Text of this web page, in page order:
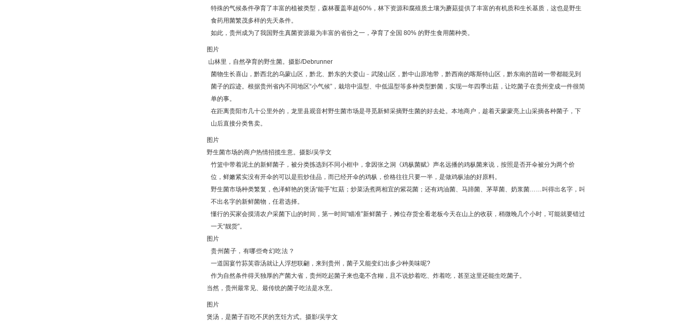
特殊的气候条件孕育了丰富的植被类型，森林覆盖率超60%，林下资源和腐殖质土壤为蘑菇提供了丰富的有机质和生长基质，这也是野生
食药用菌繁茂多样的先天条件。
如此，贵州成为了我国野生真菌资源最为丰富的省份之一，孕育了全国 80% 的野生食用菌种类。
图片
山林里，自然孕育的野生菌。摄影/Debrunner
菌物生长喜山，黔西北的乌蒙山区，黔北、黔东的大娄山﹣武陵山区，黔中山原地带，黔西南的喀斯特山区，黔东南的苗岭一带都能见到
菌子的踪迹。根据贵州省内不同地区“小气候”，栽培中温型、中低温型等多种类型黔菌，实现一年四季出菇，让吃菌子在贵州变成一件很简
单的事。
在距离贵阳市几十公里外的，龙里县观音村野生菌市场是寻觅新鲜采摘野生菌的好去处。本地商户，趁着天蒙蒙亮上山采摘各种菌子，下
山后直接分类售卖。
图片
野生菌市场的商户热情招揽生意。摄影/吴学文
竹篮中带着泥土的新鲜菌子，被分类拣选到不同小框中，拿因张之洞《鸡枞菌赋》声名远播的鸡枞菌来说，按照是否开伞被分为两个价
位，鲜嫩紧实没有开伞的可以是煎炒佳品，而已经开伞的鸡枞，价格往往只要一半，是做鸡枞油的好原料。
野生菌市场种类繁复，色泽鲜艳的煲汤“能手”红菇；炒菜汤煮两相宜的紫花菌；还有鸡油菌、马蹄菌、茅草菌、奶浆菌……叫得出名字，叫
不出名字的新鲜菌物，任君选择。
懂行的买家会摸清农户采菌下山的时间，第一时间“瞄准”新鲜菌子，摊位存货全看老板今天在山上的收获，稍微晚几个小时，可能就要错过
一天“靓货”。
图片
贵州菌子，有哪些奇幻吃法？
一道国宴竹荪芙蓉汤就让人浮想联翩，来到贵州，菌子又能变幻出多少种美味呢?
作为自然条件得天独厚的产菌大省，贵州吃起菌子来也毫不含糊，且不说炒着吃、炸着吃，甚至这里还能生吃菌子。
当然，贵州最常见、最传统的菌子吃法是水烹。
图片
煲汤，是菌子百吃不厌的烹饪方式。摄影/吴学文